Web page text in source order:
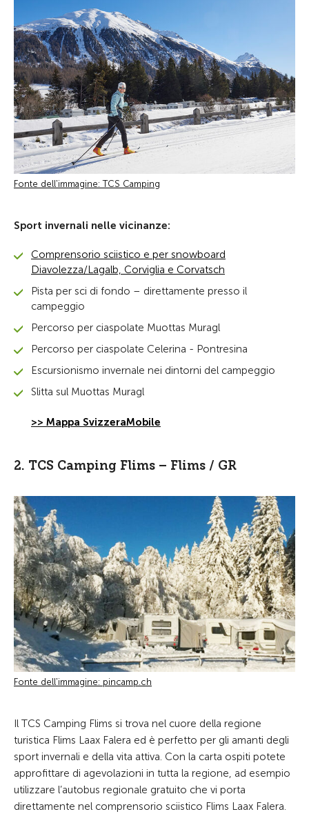
Fonte dell'immagine: TCS Camping
Sport invernali nelle vicinanze:
Comprensorio sciistico e per snowboard
Diavolezza/Lagalb, Corviglia e Corvatsch
Pista per sci di fondo – direttamente presso il
campeggio
Percorso per ciaspolate Muottas Muragl
Percorso per ciaspolate Celerina - Pontresina
Escursionismo invernale nei dintorni del campeggio
Slitta sul Muottas Muragl
>> Mappa SvizzeraMobile
2. TCS Camping Flims – Flims / GR
Fonte dell'immagine: pincamp.ch
Il TCS Camping Flims si trova nel cuore della regione
turistica Flims Laax Falera ed è perfetto per gli amanti degli
sport invernali e della vita attiva. Con la carta ospiti potete
approfittare di agevolazioni in tutta la regione, ad esempio
utilizzare l’autobus regionale gratuito che vi porta
direttamente nel comprensorio sciistico Flims Laax Falera.